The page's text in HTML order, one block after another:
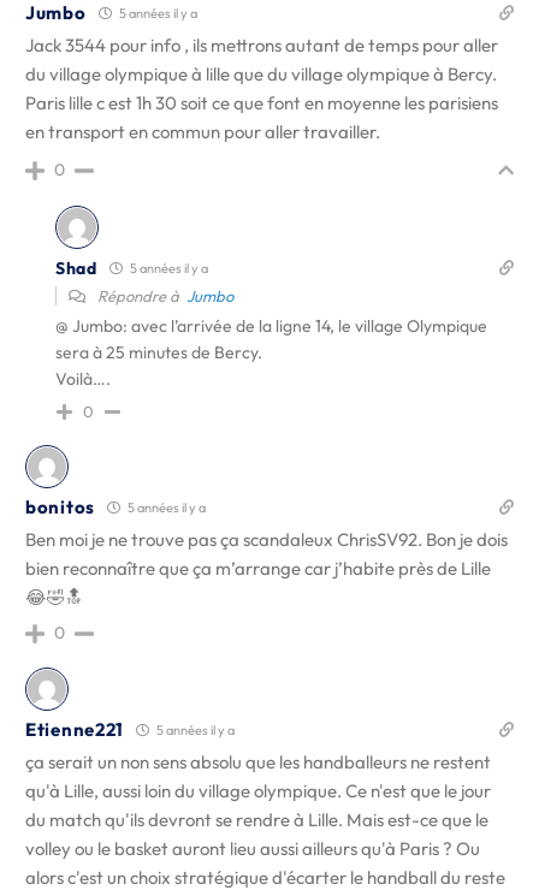
Jumbo 5 années il y a
Jack 3544 pour info , ils mettrons autant de temps pour aller
du village olympique à lille que du village olympique à Bercy.
Paris lille c est 1h 30 soit ce que font en moyenne les parisiens
en transport en commun pour aller travailler.
0
Shad 5 années il y a
Répondre à Jumbo
@ Jumbo: avec l’arrivée de la ligne 14, le village Olympique
sera à 25 minutes de Bercy.
Voilà….
0
bonitos 5 années il y a
Ben moi je ne trouve pas ça scandaleux ChrisSV92. Bon je dois
bien reconnaître que ça m’arrange car j’habite près de Lille
😂🤣🔝
0
Etienne221 5 années il y a
ça serait un non sens absolu que les handballeurs ne restent
qu'à Lille, aussi loin du village olympique. Ce n'est que le jour
du match qu'ils devront se rendre à Lille. Mais est-ce que le
volley ou le basket auront lieu aussi ailleurs qu'à Paris ? Ou
alors c'est un choix stratégique d'écarter le handball du reste